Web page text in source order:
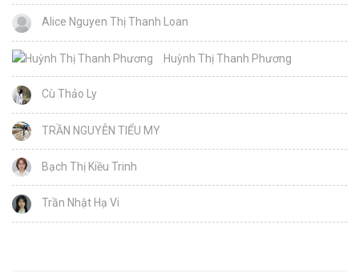
Alice Nguyen Thị Thanh Loan
Huỳnh Thị Thanh Phương
Cù Thảo Ly
TRẦN NGUYỄN TIỂU MY
Bạch Thị Kiều Trinh
Trần Nhật Hạ Vi